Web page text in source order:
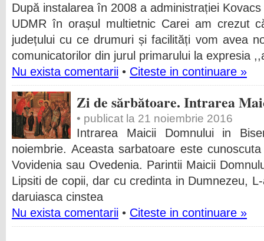
După instalarea în 2008 a administrației
UDMR în orașul multietnic Carei am crezut
județului cu ce drumuri și facilități vom avea
comunicatorilor din jurul primarului la expresia
Nu exista comentarii • Citeste in continuare »
Zi de sărbătoare. Intrarea
• publicat la 21 noiembrie 2016
Intrarea Maicii Domnului in
noiembrie. Aceasta sarbatoare este
Vovidenia sau Ovedenia. Parintii Maicii
Lipsiti de copii, dar cu credinta in Dumnezeu,
daruiasca cinstea
Nu exista comentarii • Citeste in continuare »